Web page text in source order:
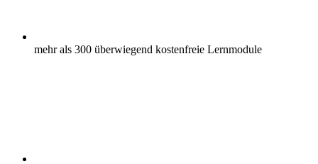
mehr als 300 überwiegend kostenfreie Lernmodule